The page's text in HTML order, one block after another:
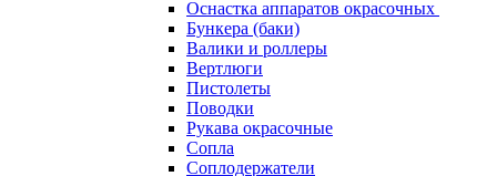
Оснастка аппаратов окрасочных
Бункера (баки)
Валики и роллеры
Вертлюги
Пистолеты
Поводки
Рукава окрасочные
Сопла
Соплодержатели